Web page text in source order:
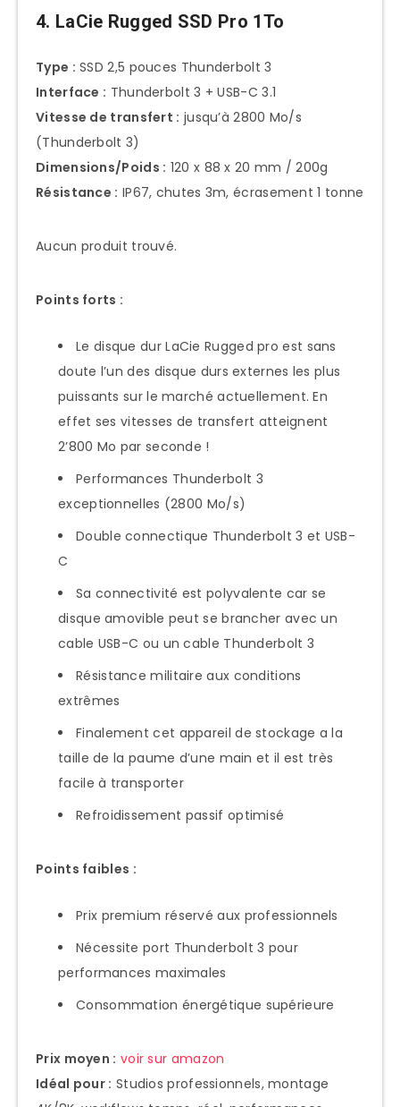
4. LaCie Rugged SSD Pro 1To
Type : SSD 2,5 pouces Thunderbolt 3
Interface : Thunderbolt 3 + USB-C 3.1
Vitesse de transfert : jusqu’à 2800 Mo/s
(Thunderbolt 3)
Dimensions/Poids : 120 x 88 x 20 mm / 200g
Résistance : IP67, chutes 3m, écrasement 1 tonne
Aucun produit trouvé.
Points forts :
Le disque dur LaCie Rugged pro est sans
doute l’un des disque durs externes les plus
puissants sur le marché actuellement. En
effet ses vitesses de transfert atteignent
2’800 Mo par seconde !
Performances Thunderbolt 3
exceptionnelles (2800 Mo/s)
Double connectique Thunderbolt 3 et USB-
C
Sa connectivité est polyvalente car se
disque amovible peut se brancher avec un
cable USB-C ou un cable Thunderbolt 3
Résistance militaire aux conditions
extrêmes
Finalement cet appareil de stockage a la
taille de la paume d’une main et il est très
facile à transporter
Refroidissement passif optimisé
Points faibles :
Prix premium réservé aux professionnels
Nécessite port Thunderbolt 3 pour
performances maximales
Consommation énergétique supérieure
Prix moyen : voir sur amazon
Idéal pour : Studios professionnels, montage